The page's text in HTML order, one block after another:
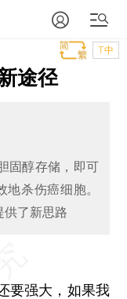
T中
途径
固醇存储，即可
杀伤癌细胞。
供了新思路
要强大，如果我